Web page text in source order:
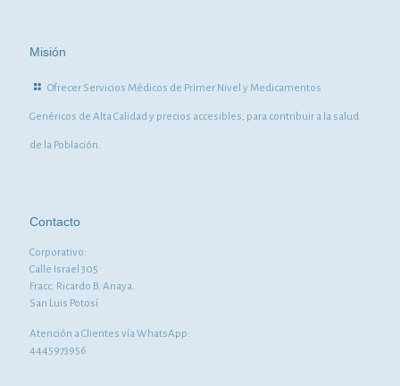
Misión
Ofrecer Servicios Médicos de Primer Nivel y Medicamentos
Genéricos de Alta Calidad y precios accesibles, para contribuir a la salud
de la Población.
Contacto
Corporativo:
Calle Israel 305
Fracc. Ricardo B. Anaya.
San Luis Potosí
Atención a Clientes vía WhatsApp:
4445973956